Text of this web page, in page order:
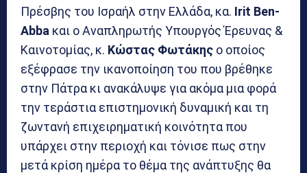
Πρέσβης του Ισραήλ στην Ελλάδα, κα. Irit Ben-
Abba και ο Αναπληρωτής Υπουργός Έρευνας &
Καινοτομίας, κ. Κώστας Φωτάκης ο οποίος
εξέφρασε την ικανοποίηση του που βρέθηκε
στην Πάτρα κι ανακάλυψε για ακόμα μια φορά
την τεράστια επιστημονική δυναμική και τη
ζωντανή επιχειρηματική κοινότητα που
υπάρχει στην περιοχή και τόνισε πως στην
μετά κρίση ημέρα το θέμα της ανάπτυξης θα